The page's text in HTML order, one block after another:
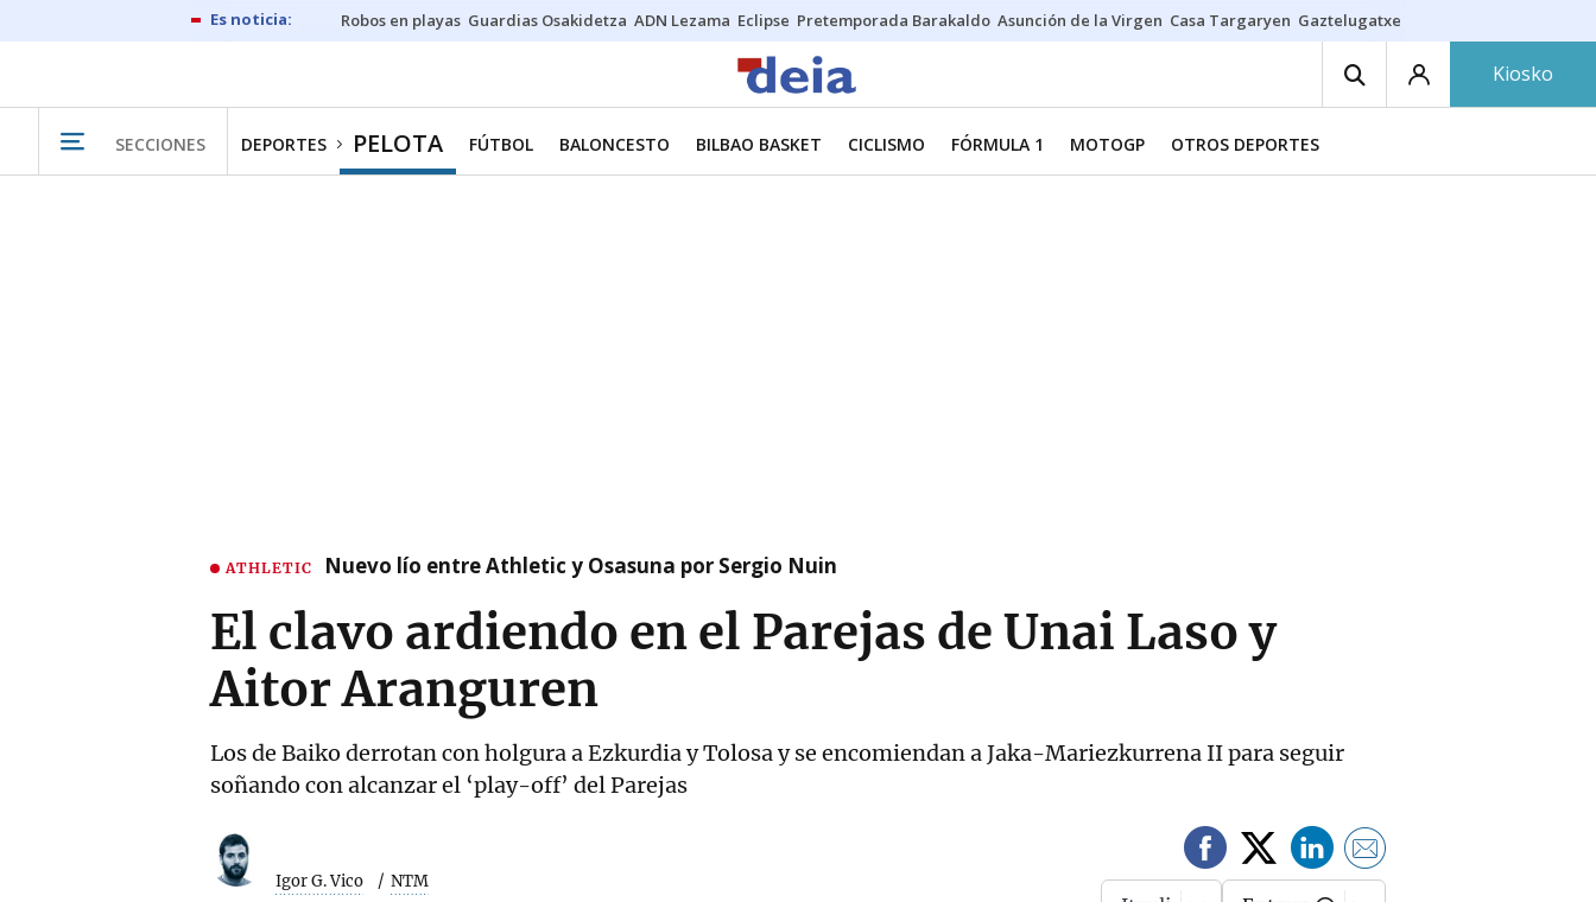
Robos en playas Guardias Osakidetza ADN Lezama Eclipse Pretemporada Barakaldo Asunción de la Virgen Casa Targaryen Gaztelugatxe
Kiosko
SECCIONES DEPORTES PELOTA FÚTBOL BALONCESTO BILBAO BASKET CICLISMO FÓRMULA 1 MOTOGP OTROS DEPORTES
ATHLETIC Nuevo lío entre Athletic y Osasuna por Sergio Nuin
El clavo ardiendo en el Parejas de Unai Laso y
Aitor Aranguren
Los de Baiko derrotan con holgura a Ezkurdia y Tolosa y se encomiendan a Jaka-Mariezkurrena II para seguir
soñando con alcanzar el ‘play-off’ del Parejas
Igor G. Vico NTM